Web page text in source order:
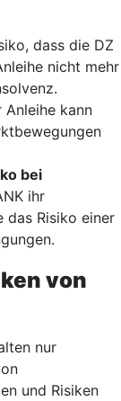
dass die DZ
nicht mehr
Anleihe kann
bei
ihr
das Risiko einer
von
nur
und Risiken